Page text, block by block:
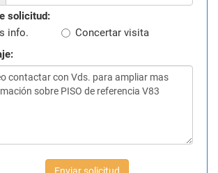
solicitud:
info.
Concertar visita